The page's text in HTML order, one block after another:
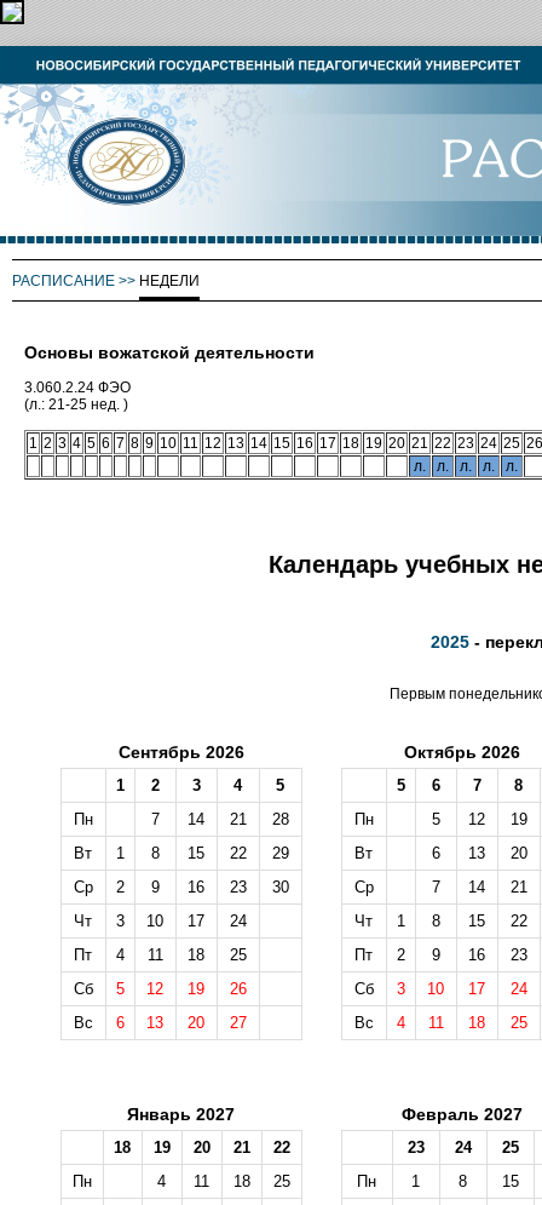
РАСПИСАНИЕ >> НЕДЕЛИ
Основы вожатской деятельности
3.060.2.24 ФЭО
(л.: 21-25 нед. )
1 2 3 4 5 6 7 8 9 10 11 12 13 14 15 16 17 18 19 20 21 22 23 24 25 26
л.
л. л. л. л.
Календарь учебных
2025 -
Первым
Сентябрь 2026
1 2 3 4
5
Пн
7 14 21
28
Вт
1 8 15 22
29
Ср
2 9 16 23
30
Чт
3 10 17
24
Пт
4 11 18
25
Сб
5 12 19
26
Вс
6 13 20 27
Октябрь 2026
5 6 7
8
Пн
5 12
19
Вт
6 13
20
Ср
7 14
21
Чт
1 8 15
22
Пт
2 9 16
23
Сб
3 10 17
24
Вс
4 11 18 25
Январь 2027
18 19 20 21
22
Пн
4 11 18
25
Февраль 2027
23 24
25
Пн
1 8
15